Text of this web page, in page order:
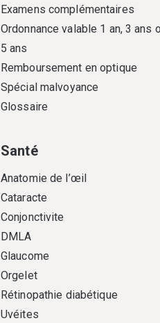
Examens complémentaires
Ordonnance valable 1 an, 3 ans
5 ans
Remboursement en optique
Spécial malvoyance
Glossaire
Santé
Anatomie de l’œil
Cataracte
Conjonctivite
DMLA
Glaucome
Orgelet
Rétinopathie diabétique
Uvéites